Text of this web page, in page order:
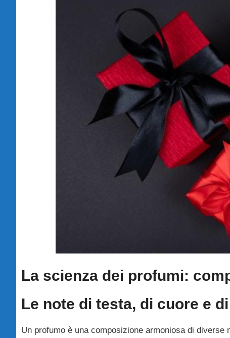
La scienza dei profumi:
Le note di testa, di cuore e
Un profumo è una composizione armoniosa di